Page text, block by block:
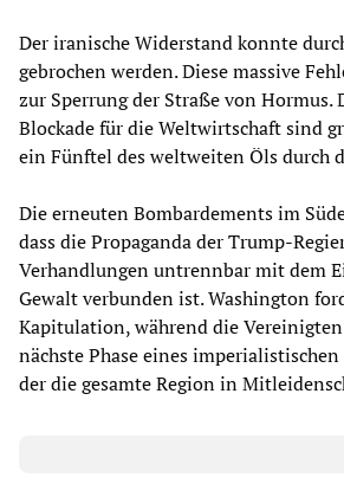
Der iranische Widerstand konnte
gebrochen werden. Diese massive
zur Sperrung der Straße von Hormus.
Blockade für die Weltwirtschaft sind
ein Fünftel des weltweiten Öls durch
Die erneuten Bombardements im
dass die Propaganda der Trump-
Verhandlungen untrennbar mit dem
Gewalt verbunden ist. Washington
Kapitulation, während die
nächste Phase eines
der die gesamte Region in